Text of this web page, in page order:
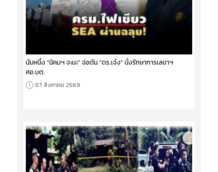
นับหนึ่ง “นิคมฯ จะนะ” จ่อดัน “ดร.เจ๋ง” นั่งรักษาการเลขาฯ
ศอ.บต.
07 สิงหาคม 2569